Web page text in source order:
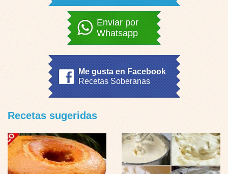
Enviar por
Whatsapp
Me gusta en Facebook
Recetas Soberanas
Recetas sugeridas